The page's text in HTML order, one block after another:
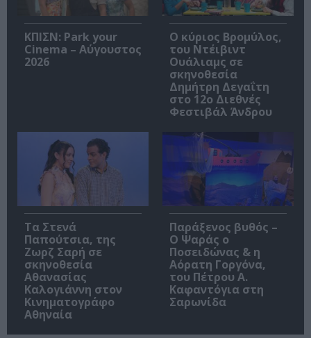
ΚΠΙΣΝ: Park your
Cinema – Αύγουστος
2026
O κύριος Βρομύλος,
του Ντέιβιντ
Ουάλιαμς σε
σκηνοθεσία
Δημήτρη Δεγαΐτη
στο 12ο Διεθνές
Φεστιβάλ Άνδρου
Τα Στενά
Παπούτσια, της
Ζωρζ Σαρή σε
σκηνοθεσία
Αθανασίας
Καλογιάννη στον
Κινηματογράφο
Αθηναία
Παράξενος βυθός –
Ο Ψαράς ο
Ποσειδώνας & η
Αόρατη Γοργόνα,
του Πέτρου Α.
Καφαντόγια στη
Σαρωνίδα